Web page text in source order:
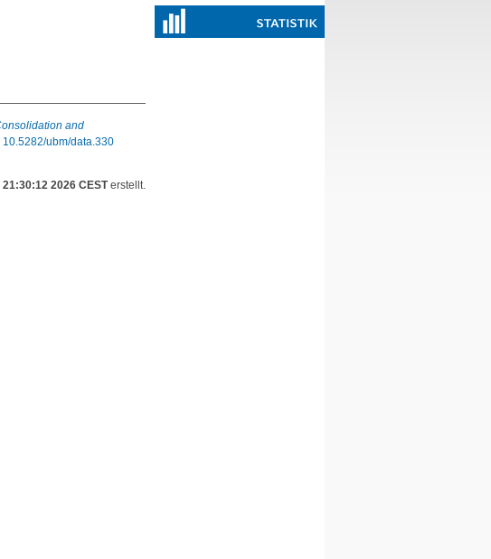
and
10.5282/ubm/data.330
21:30:12 2026 CESTerstellt.